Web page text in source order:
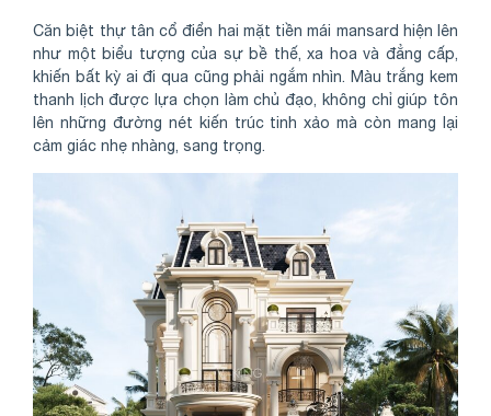
Căn biệt thự tân cổ điển hai mặt tiền mái mansard hiện lên
như một biểu tượng của sự bề thế, xa hoa và đẳng cấp,
khiến bất kỳ ai đi qua cũng phải ngắm nhìn. Màu trắng kem
thanh lịch được lựa chọn làm chủ đạo, không chỉ giúp tôn
lên những đường nét kiến trúc tinh xảo mà còn mang lại
cảm giác nhẹ nhàng, sang trọng.